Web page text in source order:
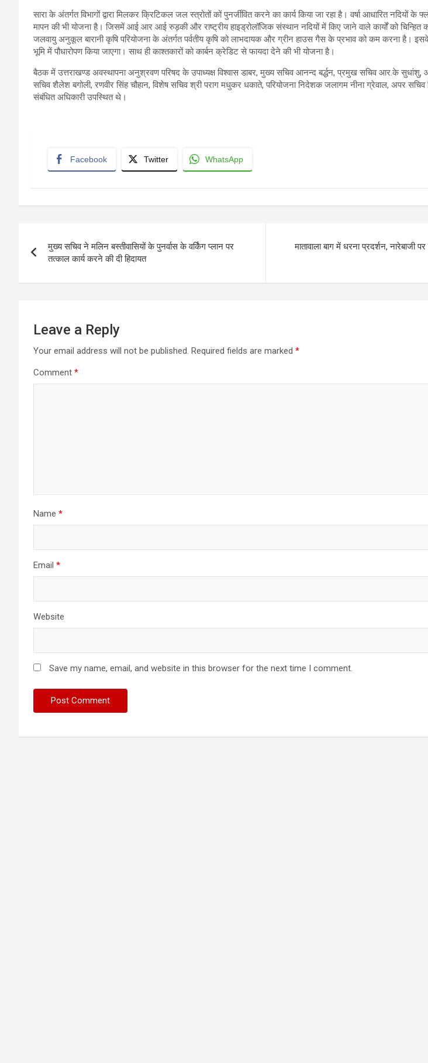
सारा के अंतर्गत विभागों द्वारा मिलकर क्रिटिकल जल स्त्रोतों कों पुनर्जीवित करने का कार्य किया जा रहा है। वर्षा आधारित नदियों के
मापन की भी योजना है। जिसमें आई आर आई रुड़की और राष्ट्रीय हाइड्रोलॉजिक संस्थान नदियों में किए जाने वाले कार्यों को चिन्हित
जलवायु अनुकूल बारानी कृषि परियोजना के अंतर्गत पर्वतीय कृषि को लाभदायक और ग्रीन हाउस गैस के प्रभाव को कम करना है।
भूमि में पौधारोपण किया जाएगा। साथ ही काश्तकारों को कार्बन क्रेडिट से फायदा देने की भी योजना है।
बैठक में उत्तराखण्ड अवस्थापना अनुश्रवण परिषद के उपाध्यक्ष विश्वास डाबर, मुख्य सचिव आनन्द बर्द्धन, प्रमुख सचिव आर.के सुधांशु,
सचिव शैलेश बगोली, रणवीर सिंह चौहान, विशेष सचिव श्री पराग मधुकर धकाते, परियोजना निदेशक जलागम नीना ग्रेवाल, अपर सचिव
संबंधित अधिकारी उपस्थित थे।
Facebook Twitter WhatsApp
navigation
मुख्य सचिव ने मलिन बस्तीवासियों के पुनर्वास के वर्किंग प्लान पर
तत्काल कार्य करने की दी हिदायत
मातावाला बाग में धरना प्रदर्शन, नारेबाजी
Leave a Reply
Your email address will not be published. Required fields are marked *
Comment *
Name *
Email *
Website
Save my name, email, and website in this browser for the next time I comment.